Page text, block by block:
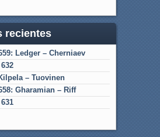
recientes
Ledger – Cherniaev
– Tuovinen
Gharamian – Riff